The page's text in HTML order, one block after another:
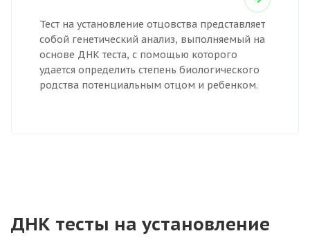
Тест на установление отцовства представляет
собой генетический анализ, выполняемый на
основе ДНК теста, с помощью которого
удается определить степень биологического
родства потенциальным отцом и ребенком.
ДНК тесты на установление